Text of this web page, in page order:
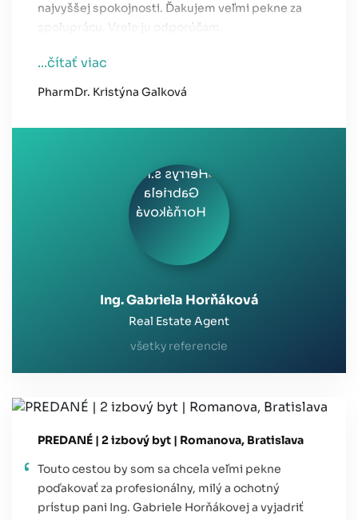
najvyššej spokojnosti. Ďakujem veľmi pekne za
spoluprácu. Vrele ju odporúčam
...čítať viac
PharmDr. Kristýna Galková
Ing. Gabriela Horňáková
Real Estate Agent
všetky referencie
PREDANÉ | 2 izbový byt | Romanova, Bratislava
Touto cestou by som sa chcela veľmi pekne
poďakovať za profesionálny, milý a ochotný
prístup pani Ing. Gabriele Horňákovej a vyjadriť